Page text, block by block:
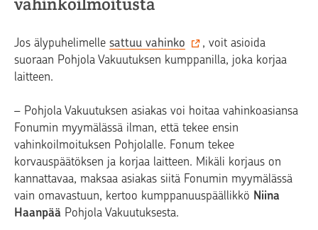
Jos älypuhelimelle sattuu vahinko
, voit asioida
suoraan Pohjola Vakuutuksen kumppanilla, joka korjaa
laitteen.
– Pohjola Vakuutuksen asiakas voi hoitaa vahinkoasiansa
Fonumin myymälässä ilman, että tekee ensin
vahinkoilmoituksen Pohjolalle. Fonum tekee
korvauspäätöksen ja korjaa laitteen. Mikäli korjaus on
kannattavaa, maksaa asiakas siitä Fonumin myymälässä
vain omavastuun, kertoo kumppanuuspäällikkö Niina
Haanpää Pohjola Vakuutuksesta.